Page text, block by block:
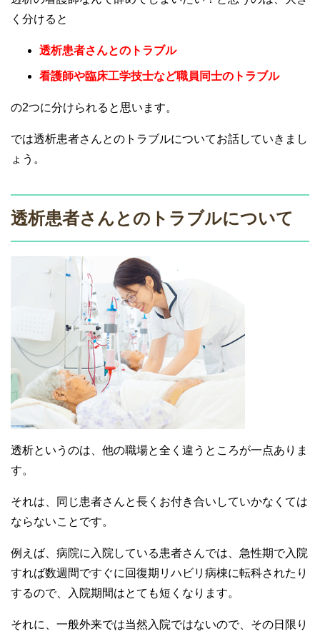
く分けると
透析患者さんとのトラブル
看護師や臨床工学技士など職員同士のトラブル
の2つに分けられると思います。
では透析患者さんとのトラブルについてお話していきまし
ょう。
透析患者さんとのトラブルについて
透析というのは、他の職場と全く違うところが一点ありま
す。
それは、同じ患者さんと長くお付き合いしていかなくては
ならないことです。
例えば、病院に入院している患者さんでは、急性期で入院
すれば数週間ですぐに回復期リハビリ病棟に転科されたり
するので、入院期間はとても短くなります。
それに、一般外来では当然入院ではないので、その日限り